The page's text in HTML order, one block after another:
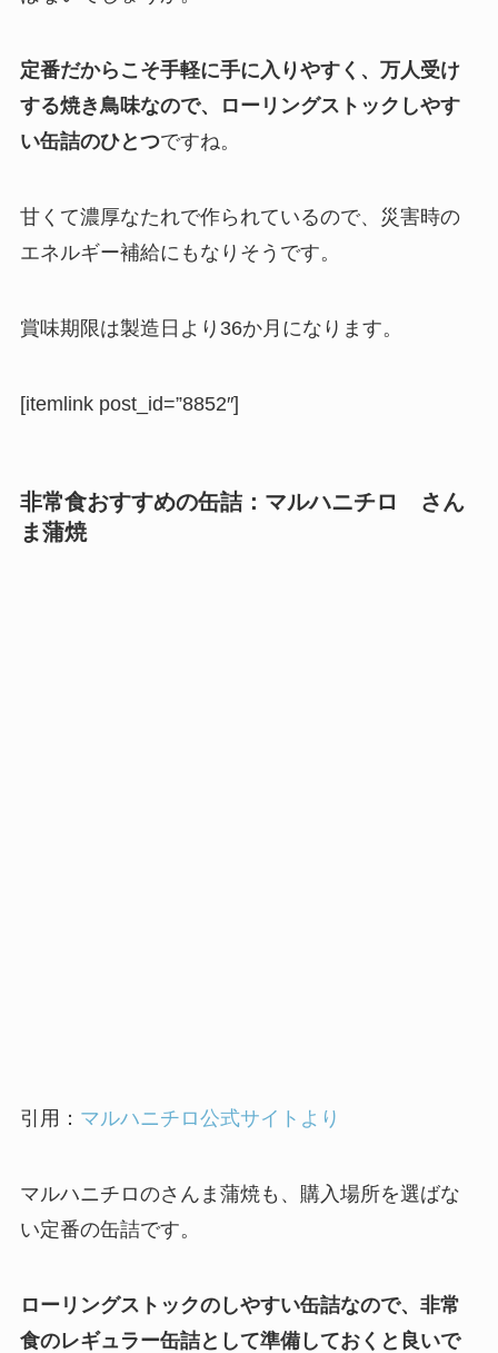
定番だからこそ手軽に手に入りやすく、万人受け
する焼き鳥味なので、ローリングストックしやす
い缶詰のひとつですね。
甘くて濃厚なたれで作られているので、災害時の
エネルギー補給にもなりそうです。
賞味期限は製造日より36か月 になります。
[itemlink post_id=”8852″]
非常食おすすめの缶詰： マルハニチロ
さん
ま蒲焼
引用： マルハニチロ公式サイトより
マルハニチロのさんま蒲焼も、購入場所を選ばな
い定番の缶詰です。
ローリングストックのしやすい缶詰なので、非常
食のレギュラー缶詰として準備しておくと良いで